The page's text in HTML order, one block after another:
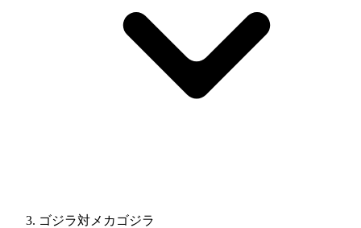
ゴジラ対メカゴジラ